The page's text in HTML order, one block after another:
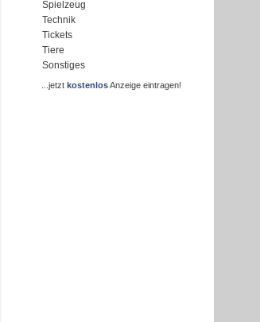
Spielzeug
Technik
Tickets
Tiere
Sonstiges
...jetzt kostenlosAnzeige eintragen!